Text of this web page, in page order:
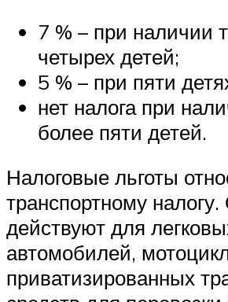
7 % – при наличии
четырех детей;
5 % – при пяти
нет налога при
более пяти детей.
Налоговые льготы
транспортному
действуют для
автомобилей,
приватизированных